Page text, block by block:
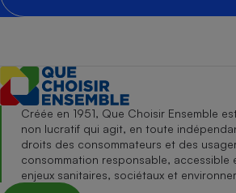
Créée en 1951, Que Choisir Ensemble
non lucratif qui agit, en toute
droits des consommateurs et des
consommation responsable, accessible
enjeux sanitaires, sociétaux et